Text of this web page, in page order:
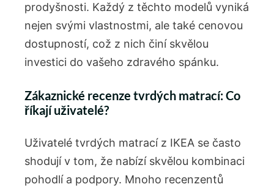
prodyšnosti. Každý z těchto modelů vyniká‍
nejen svými vlastnostmi,‌ ale také cenovou
dostupností, což ​z nich činí skvělou
investici do vašeho zdravého spánku.
Zákaznické recenze tvrdých matrací:​ Co
říkají uživatelé?
Uživatelé tvrdých matrací z IKEA se často
shodují v tom,⁤ že nabízí skvělou kombinaci
pohodlí a podpory. Mnoho recenzentů⁣